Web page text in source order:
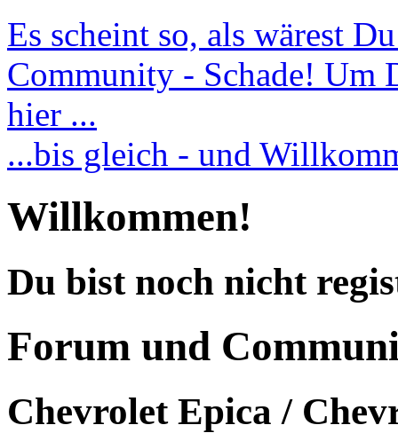
Es scheint so, als wärest
Community - Schade! Um
hier ...
...bis gleich - und
Willkommen!
Du bist noch nicht
Forum und
Chevrolet Epica /